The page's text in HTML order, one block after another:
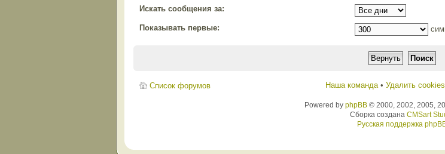
Искать сообщения за:
Показывать первые:
Список форумов Наша команда• Удалить
Powered by phpBB© 2000, 2002, 2005,
Сборка создана CMSart
Русская поддержка